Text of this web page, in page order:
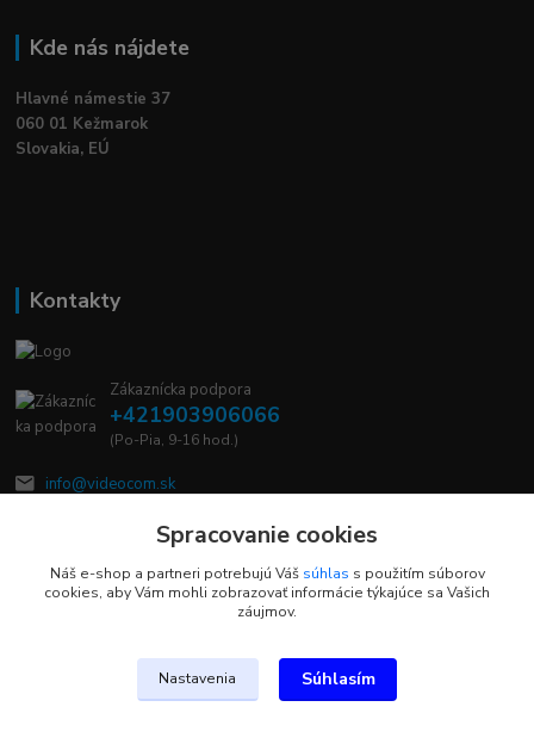
Kde nás nájdete
Hlavné námestie 37
060 01 Kežmarok
Slovakia, EÚ
Kontakty
Zákaznícka podpora
+421903906066
(Po-Pia, 9-16 hod.)
info@videocom.sk
Upravit sběr cookies.
Spracovanie cookies
Náš e-shop a partneri potrebujú Váš súhlas s použitím súborov
cookies, aby Vám mohli zobrazovať informácie týkajúce sa Vašich
záujmov.
Nastavenia Súhlasím